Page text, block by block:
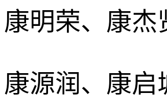
康明荣、康
康源润、康